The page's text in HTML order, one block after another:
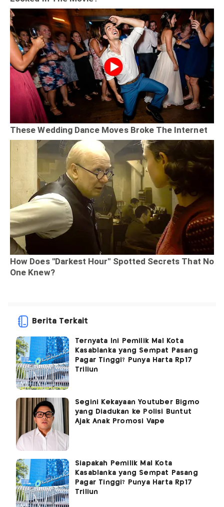
Berita Terkait
Ternyata Ini Pemilik Mal Kota
Kasablanka yang Sempat Pasang
Pagar Tinggi? Punya Harta Rp17
Triliun
Segini Kekayaan Youtuber Bigmo
yang Diadukan ke Polisi Buntut
Ajak Anak Promosi Vape
Siapakah Pemilik Mal Kota
Kasablanka yang Sempat Pasang
Pagar Tinggi? Punya Harta Rp17
Triliun